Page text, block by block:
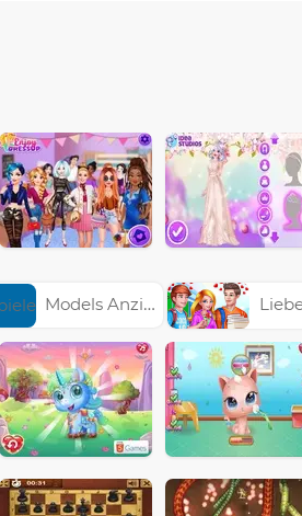
Models Anziehen Spiele